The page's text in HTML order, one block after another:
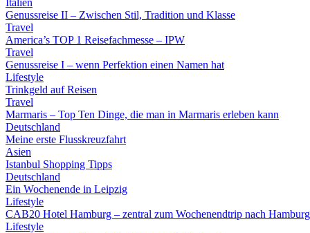
Italien
Genussreise II – Zwischen Stil, Tradition und Klasse
Travel
America’s TOP 1 Reisefachmesse – IPW
Travel
Genussreise I – wenn Perfektion einen Namen hat
Lifestyle
Trinkgeld auf Reisen
Travel
Marmaris – Top Ten Dinge, die man in Marmaris erleben kann
Deutschland
Meine erste Flusskreuzfahrt
Asien
Istanbul Shopping Tipps
Deutschland
Ein Wochenende in Leipzig
Lifestyle
CAB20 Hotel Hamburg – zentral zum Wochenendtrip nach Hamburg
Lifestyle